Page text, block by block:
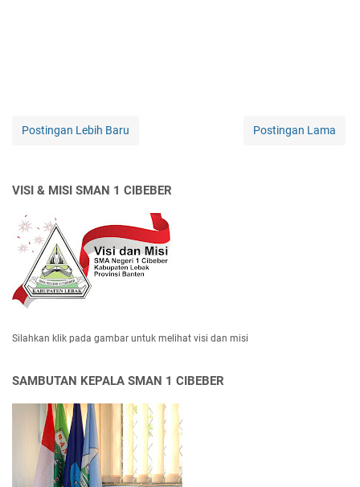
Postingan Lebih Baru Postingan Lama
VISI & MISI SMAN 1 CIBEBER
Silahkan klik pada gambar untuk melihat visi dan misi
SAMBUTAN KEPALA SMAN 1 CIBEBER